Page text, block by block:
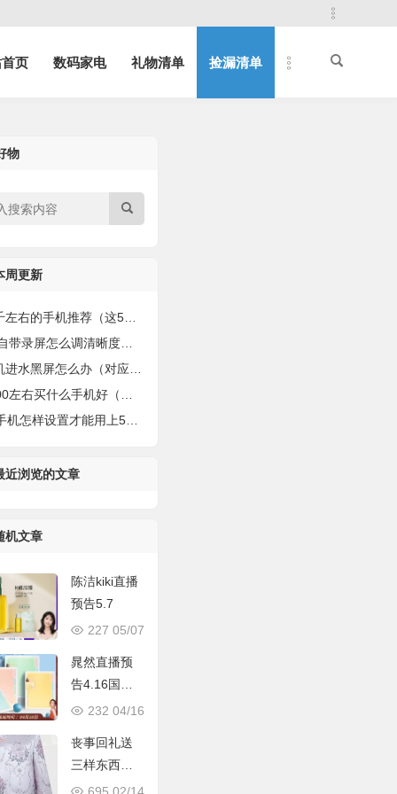
首页 数码家电 礼物清单 捡漏清单
物
周更新
的手机推荐（这5款“8+256G”的性能强的手机）
屏怎么调清晰度（手把手教你录制有声视频！）
水黑屏怎么办（对应4种解决方法）
买什么手机好（值得购买的手机盘点）
样设置才能用上5g（正确开启5G的高速网络）
近浏览的文章
机文章
陈洁kiki直播
预告5.7
05/07
227
晁然直播预
告4.16国货
专场 补贴+抽
爆
04/16
232
丧事回礼送
三样东西
（丧事回礼